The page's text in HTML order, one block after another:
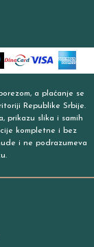
a plaćanje se
Republike Srbije.
prikazu slika i samih
kompletne i bez
i ne podrazumeva